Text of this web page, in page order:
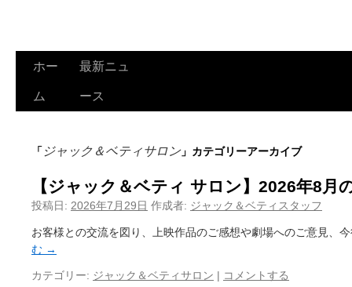
ホー
ム
最新ニュ
ース
「 ジャック＆ベティサロン」カテゴリーアーカイブ
【ジャック＆ベティ サロン】2026年8月
投稿日: 2026年7月29日 作成者: ジャック＆ベティスタッフ
お客様との交流を図り、上映作品のご感想や劇場へのご意見、
む →
カテゴリー: ジャック＆ベティサロン | コメントする